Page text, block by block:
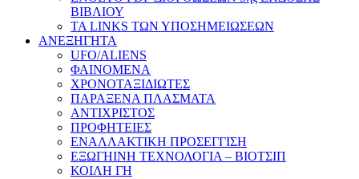
ΒΙΒΛΙΟΥ
ΤΑ LINKS ΤΩΝ ΥΠΟΣΗΜΕΙΩΣΕΩΝ
ΑΝΕΞΗΓΗΤΑ
UFO/ALIENS
ΦΑΙΝΟΜΕΝΑ
ΧΡΟΝΟΤΑΞΙΔΙΩΤΕΣ
ΠΑΡΑΞΕΝΑ ΠΛΑΣΜΑΤΑ
ΑΝΤΙΧΡΙΣΤΟΣ
ΠΡΟΦΗΤΕΙΕΣ
ΕΝΑΛΛΑΚΤΙΚΗ ΠΡΟΣΕΓΓΙΣΗ
ΕΞΩΓΗΙΝΗ ΤΕΧΝΟΛΟΓΙΑ – ΒΙΟΤΣΙΠ
ΚΟΙΛΗ ΓΗ